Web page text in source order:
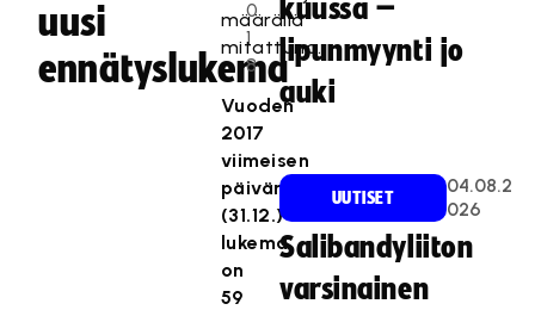
uusi
ennätyslukema
0
1
8
määrällä
mitattuna.
Vuoden
2017
viimeisen
päivän
(31.12.)
lukema
on
59
kuussa –
lipunmyynti jo
auki
UUTISET
04.08.2
026
Salibandyliiton
varsinainen